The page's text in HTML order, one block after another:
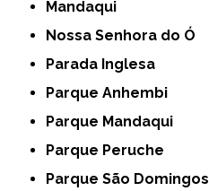
Mandaqui
Nossa Senhora do Ó
Parada Inglesa
Parque Anhembi
Parque Mandaqui
Parque Peruche
Parque São Domingos